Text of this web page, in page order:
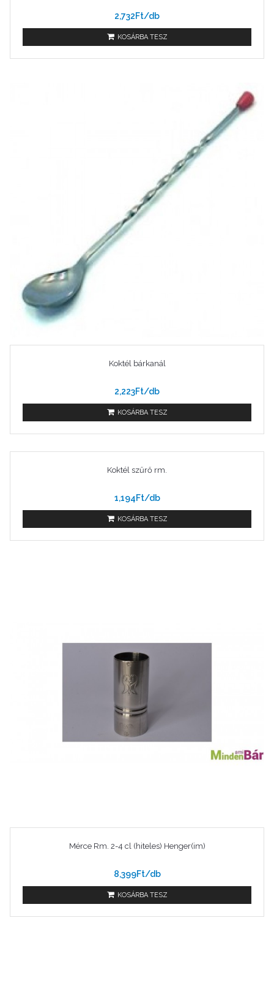
2,732Ft/db
KOSÁRBA TESZ
Koktél bárkanál
2,223Ft/db
KOSÁRBA TESZ
Koktél szűrő rm.
1,194Ft/db
KOSÁRBA TESZ
Mérce Rm. 2-4 cl (hiteles) Henger(im)
8,399Ft/db
KOSÁRBA TESZ